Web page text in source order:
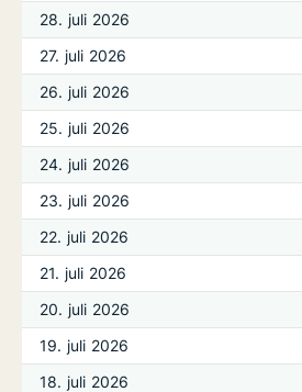
28. juli 2026
27. juli 2026
26. juli 2026
25. juli 2026
24. juli 2026
23. juli 2026
22. juli 2026
21. juli 2026
20. juli 2026
19. juli 2026
18. juli 2026